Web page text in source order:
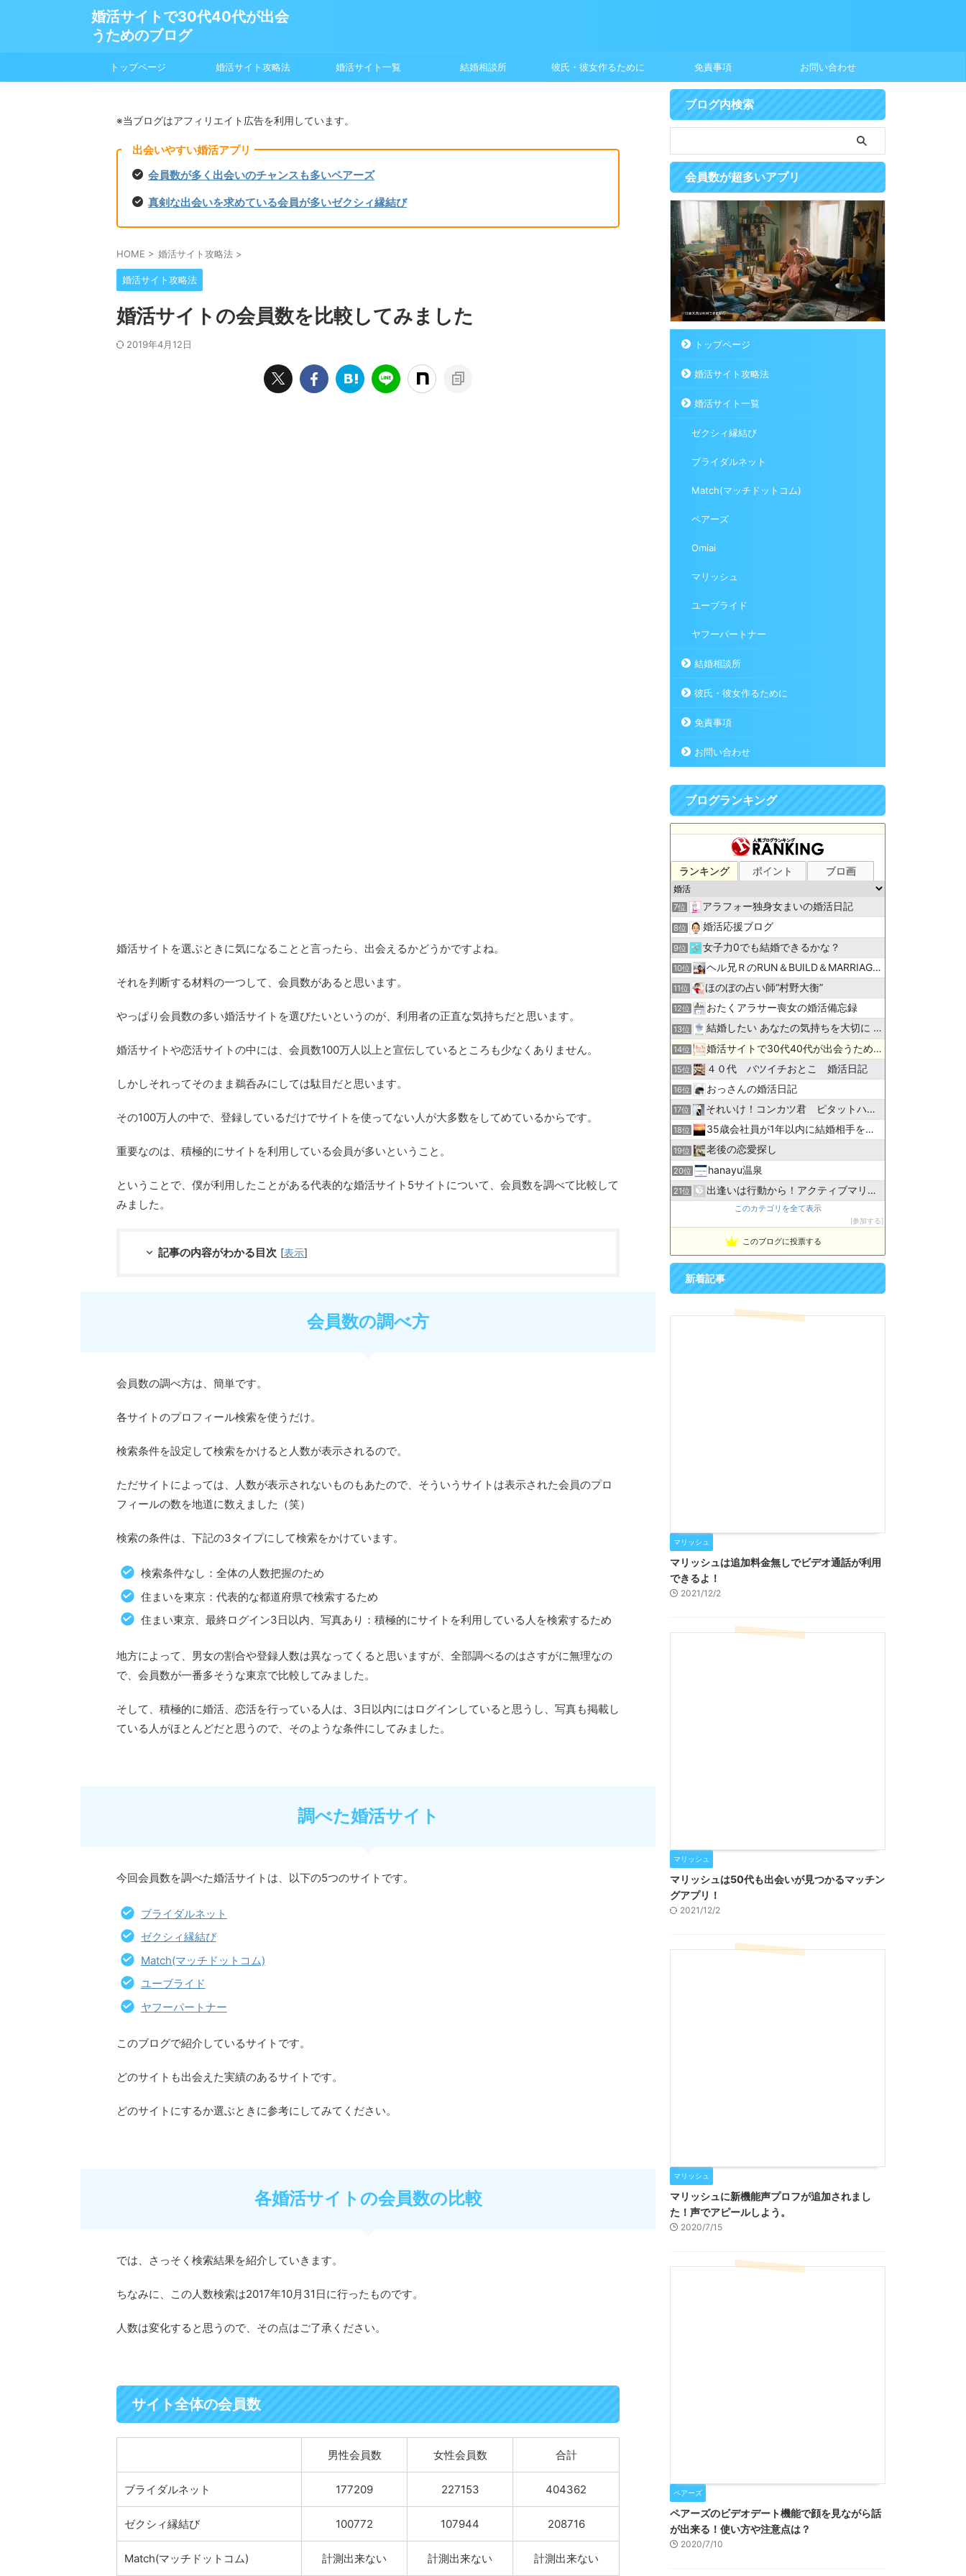
婚活サイトで30代40代が出会
うためのブログ
トップページ 婚活サイト攻略法 婚活サイト一覧 結婚相談所 彼氏・彼女作るために 免責事項 お問い合わせ
※当ブログはアフィリエイト広告を利用しています。
出会いやすい婚活アプリ
会員数が多く出会いのチャンスも多いペアーズ
真剣な出会いを求めている会員が多いゼクシィ縁結び
HOME > 婚活サイト攻略法 >
婚活サイト攻略法
婚活サイトの会員数を比較してみました
2019年4月12日
婚活サイトを選ぶときに気になることと言ったら、出会えるかどうかですよね。
それを判断する材料の一つして、会員数があると思います。
やっぱり会員数の多い婚活サイトを選びたいというのが、利用者の正直な気持ちだと思います。
婚活サイトや恋活サイトの中には、会員数100万人以上と宣伝しているところも少なくありません。
しかしそれってそのまま鵜呑みにしては駄目だと思います。
その100万人の中で、登録しているだけでサイトを使ってない人が大多数をしてめているからです。
重要なのは、積極的にサイトを利用している会員が多いということ。
ということで、僕が利用したことがある代表的な婚活サイト5サイトについて、会員数を調べて比較して
みました。
記事の内容がわかる目次 [表示]
会員数の調べ方
会員数の調べ方は、簡単です。
各サイトのプロフィール検索を使うだけ。
検索条件を設定して検索をかけると人数が表示されるので。
ただサイトによっては、人数が表示されないものもあたので、そういうサイトは表示された会員のプロ
フィールの数を地道に数えました（笑）
検索の条件は、下記の3タイプにして検索をかけています。
検索条件なし：全体の人数把握のため
住まいを東京：代表的な都道府県で検索するため
住まい東京、最終ログイン3日以内、写真あり：積極的にサイトを利用している人を検索するため
地方によって、男女の割合や登録人数は異なってくると思いますが、全部調べるのはさすがに無理なの
で、会員数が一番多そうな東京で比較してみました。
そして、積極的に婚活、恋活を行っている人は、3日以内にはログインしていると思うし、写真も掲載し
ている人がほとんどだと思うので、そのような条件にしてみました。
調べた婚活サイト
今回会員数を調べた婚活サイトは、以下の5つのサイトです。
ブライダルネット
ゼクシィ縁結び
Match(マッチドットコム)
ユーブライド
ヤフーパートナー
このブログで紹介しているサイトです。
どのサイトも出会えた実績のあるサイトです。
どのサイトにするか選ぶときに参考にしてみてください。
各婚活サイトの会員数の比較
では、さっそく検索結果を紹介していきます。
ちなみに、この人数検索は2017年10月31日に行ったものです。
人数は変化すると思うので、その点はご了承ください。
サイト全体の会員数
男性会員数 女性会員数 合計
ブライダルネット 177209 227153 404362
ゼクシィ縁結び 100772 107944 208716
Match(マッチドットコム) 計測出来ない 計測出来ない 計測出来ない
ブログ内検索
会員数が超多いアプリ
トップページ
婚活サイト攻略法
婚活サイト一覧
ゼクシィ縁結び
ブライダルネット
Match(マッチドットコム)
ペアーズ
Omiai
マリッシュ
ユーブライド
ヤフーパートナー
結婚相談所
彼氏・彼女作るために
免責事項
お問い合わせ
ブログランキング
ランキング ポイント ブロ画
7位 アラフォー独身女まいの婚活日記
8位 婚活応援ブログ
9位 女子力0でも結婚できるかな？
10位 ヘル兄ＲのRUN＆BUILD＆MARRIAGE HUNT
11位 ほのぼの占い師“村野大衡”
12位 おたくアラサー喪女の婚活備忘録
13位 結婚したい あなたの気持ちを大切に 名古屋の結婚相談所ブーケ
14位 婚活サイトで30代40代が出会うためのブログ
15位 ４０代 バツイチおとこ 婚活日記
16位 おっさんの婚活日記
17位 それいけ！コンカツ君 ピタットハート
18位 35歳会社員が1年以内に結婚相手を見つけるブログ
19位 老後の恋愛探し
20位 hanayu温泉
21位 出逢いは行動から！アクティブマリッジ！！
このカテゴリを全て表示
参加する
このブログに投票する
新着記事
マリッシュ
マリッシュは追加料金無しでビデオ通話が利用
できるよ！
2021/12/2
マリッシュ
マリッシュは50代も出会いが見つかるマッチン
グアプリ！
2021/12/2
マリッシュ
マリッシュに新機能声プロフが追加されまし
た！声でアピールしよう。
2020/7/15
ペアーズ
ペアーズのビデオデート機能で顔を見ながら話
が出来る！使い方や注意点は？
2020/7/10